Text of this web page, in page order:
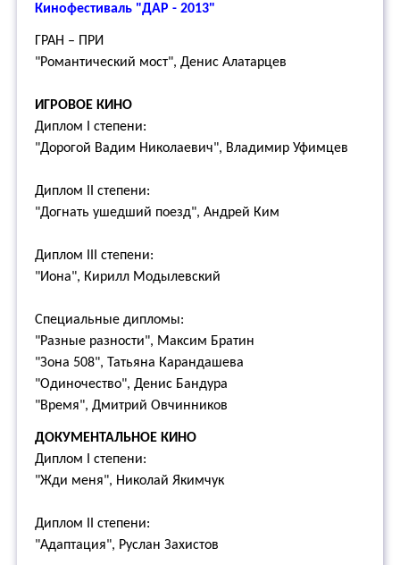
Кинофестиваль "ДАР - 2013"
ГРАН – ПРИ
"Романтический мост", Денис Алатарцев
ИГРОВОЕ КИНО
Диплом I степени:
"Дорогой Вадим Николаевич", Владимир Уфимцев
Диплом II степени:
"Догнать ушедший поезд", Андрей Ким
Диплом III степени:
"Иона", Кирилл Модылевский
Специальные дипломы:
"Разные разности", Максим Братин
"Зона 508", Татьяна Карандашева
"Одиночество", Денис Бандура
"Время", Дмитрий Овчинников
ДОКУМЕНТАЛЬНОЕ КИНО
Диплом I степени:
"Жди меня", Николай Якимчук
Диплом II степени:
"Адаптация", Руслан Захистов